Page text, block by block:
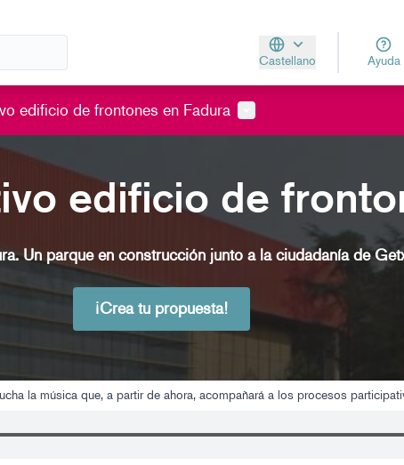
Castellano
Aukeratu hizkuntzaElegir
Ayuda
edificio de frontones en Fadura Menú de usuario
edificio de
Un parque en construcción junto a la ciudadanía de
¡Crea tu propuesta!
la música que, a partir de ahora, acompañará a los procesos